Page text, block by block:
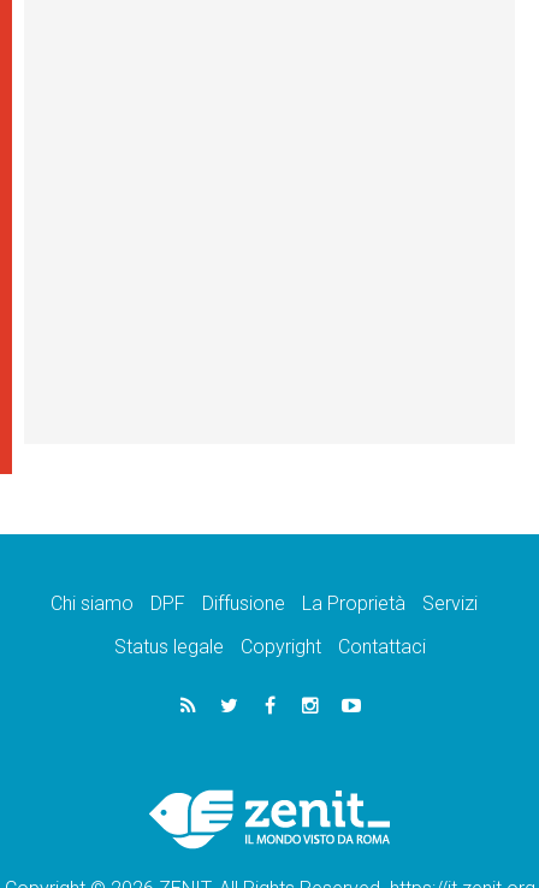
Chi siamo DPF Diffusione La Proprietà
Servizi
Status legale
Copyright Contattaci